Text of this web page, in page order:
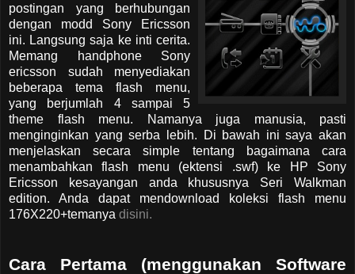
postingan yang berhubungan
dengan modd Sony Ericsson
ini. Langsung saja ke inti cerita.
Memang handphone Sony
ericsson sudah menyediakan
beberapa tema flash menu,
yang berjumlah 4 sampai 5
theme flash menu. Namanya juga manusia, pasti
menginginkan yang serba lebih. Di bawah ini saya akan
menjelaskan secara simple tentang bagaimana cara
menambahkan flash menu (ektensi .swf) ke HP Sony
Ericsson kesayangan anda khususnya Seri Walkman
edition. Anda dapat mendownload koleksi flash menu
176X220+temanya disini.
Cara Pertama (menggunakan Software